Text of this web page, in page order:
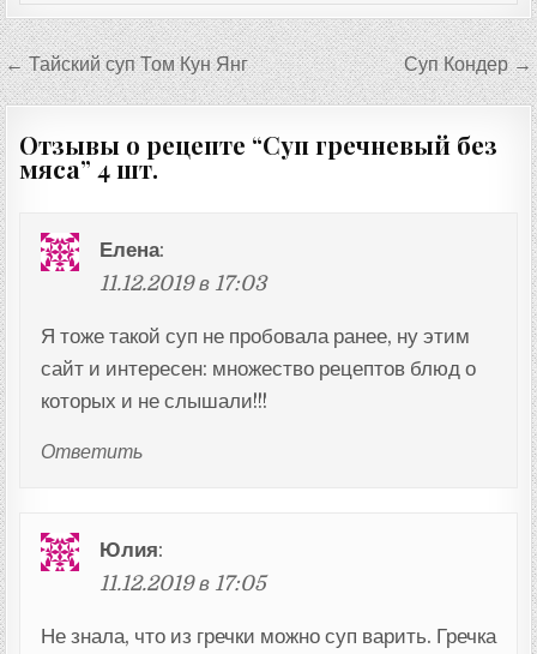
Навигация
по
записям
← Тайский суп Том Кун Янг Суп Кондер →
Отзывы о рецепте “Суп гречневый без
мяса” 4 шт.
Елена:
11.12.2019 в 17:03
Я тоже такой суп не пробовала ранее, ну этим
сайт и интересен: множество рецептов блюд о
которых и не слышали!!!
Ответить
Юлия:
11.12.2019 в 17:05
Не знала, что из гречки можно суп варить. Гречка